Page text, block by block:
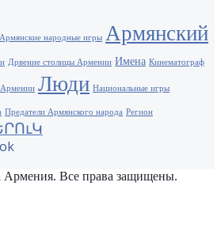
Армянские народные игры Армянский
Дрвение столицы Армении Имена Кинематограф
Люди Национальные игры
Предатели Армянского народа Регион
Все права защищены.